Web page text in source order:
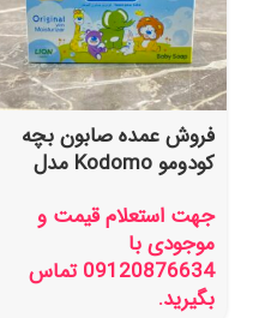
فروش عمده صابون بچه
کودومو Kodomo مدل
جهت استعلام قیمت و
موجودی با
09120876634 تماس
بگیرید.